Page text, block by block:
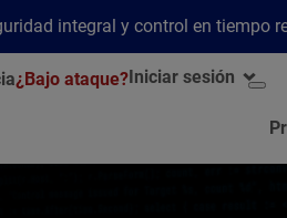
integral y control en tiempo
¿Bajo ataque?Iniciar sesión